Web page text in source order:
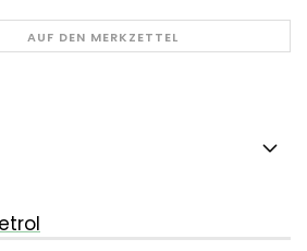
AUF DEN MERKZETTEL